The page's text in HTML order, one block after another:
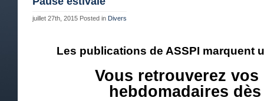
juillet 27th, 2015 Posted in Divers
Les publications de ASSPI marquent
Vous retrouverez
hebdomadaires